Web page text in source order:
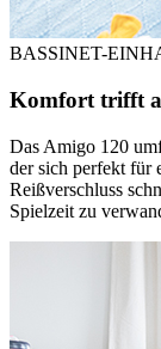
BASSINET-
Komfort trifft
Das Amigo 120
der sich perfekt für
Reißverschluss
Spielzeit zu